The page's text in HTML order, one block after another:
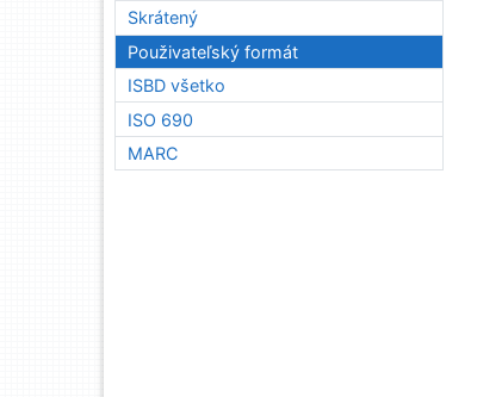
Skrátený
Použivateľský formát
ISBD všetko
ISO 690
MARC